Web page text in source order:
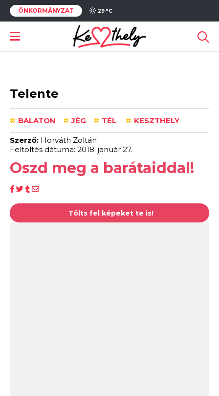
ÖNKORMÁNYZAT 29 °C
Telente
# BALATON # JÉG # TÉL # KESZTHELY
Szerző: Horváth Zoltán
Feltöltés dátuma: 2018. január 27.
Oszd meg a barátaiddal!
Tölts fel képeket te is!